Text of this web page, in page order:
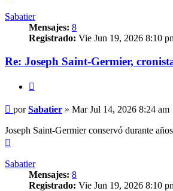
Sabatier
Mensajes: 8
Registrado: Vie Jun 19, 2026 8:10
Re: Joseph Saint-Germier,
Mensaje
porSabatier » Mar Jul 14, 2026 8:24 am
Joseph Saint-Germier conservó durante
Sabatier
Mensajes: 8
Registrado: Vie Jun 19, 2026 8:10